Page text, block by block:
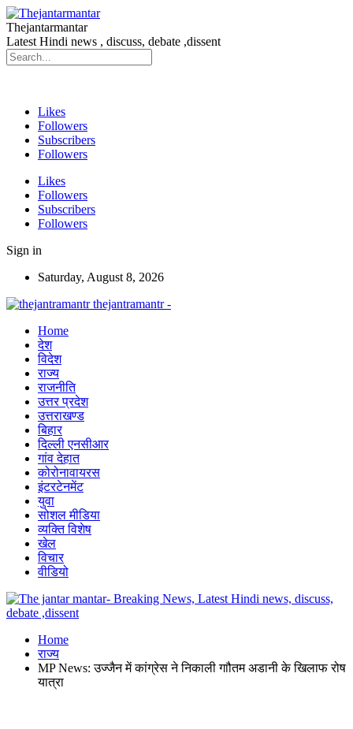
Thejantarmantar
Latest Hindi news , discuss, debate ,dissent
Likes
Followers
Subscribers
Followers
Likes
Followers
Subscribers
Followers
Sign in
Saturday, August 8, 2026
thejantramantr -
Home
देश
विदेश
राज्य
राजनीति
उत्तर प्रदेश
उत्तराखण्ड
बिहार
दिल्ली एनसीआर
गांव देहात
कोरोनावायरस
इंटरटेनमेंट
युवा
सोशल मीडिया
व्यक्ति विशेष
खेल
विचार
वीडियो
Home
राज्य
MP News: उज्जैन में कांग्रेस ने निकाली गाौतम अडानी के खिलाफ रोष
यात्रा